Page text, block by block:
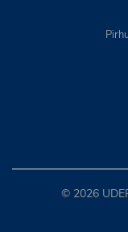
© 2026